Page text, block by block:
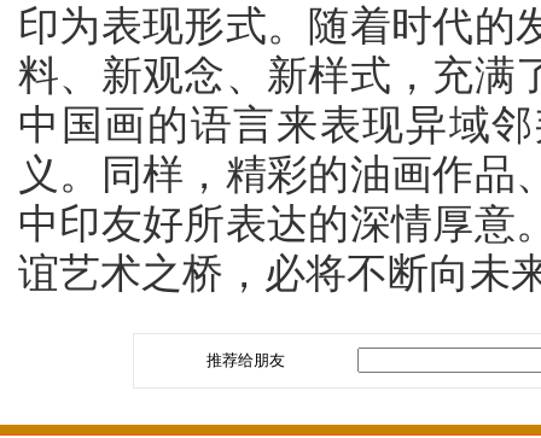
印为表现形式。随着时代的
料、新观念、新样式，充满
中国画的语言来表现异域
义。同样，精彩的油画作品
中印友好所表达的深情厚意
谊艺术之桥，必将不断向未
推荐给朋友